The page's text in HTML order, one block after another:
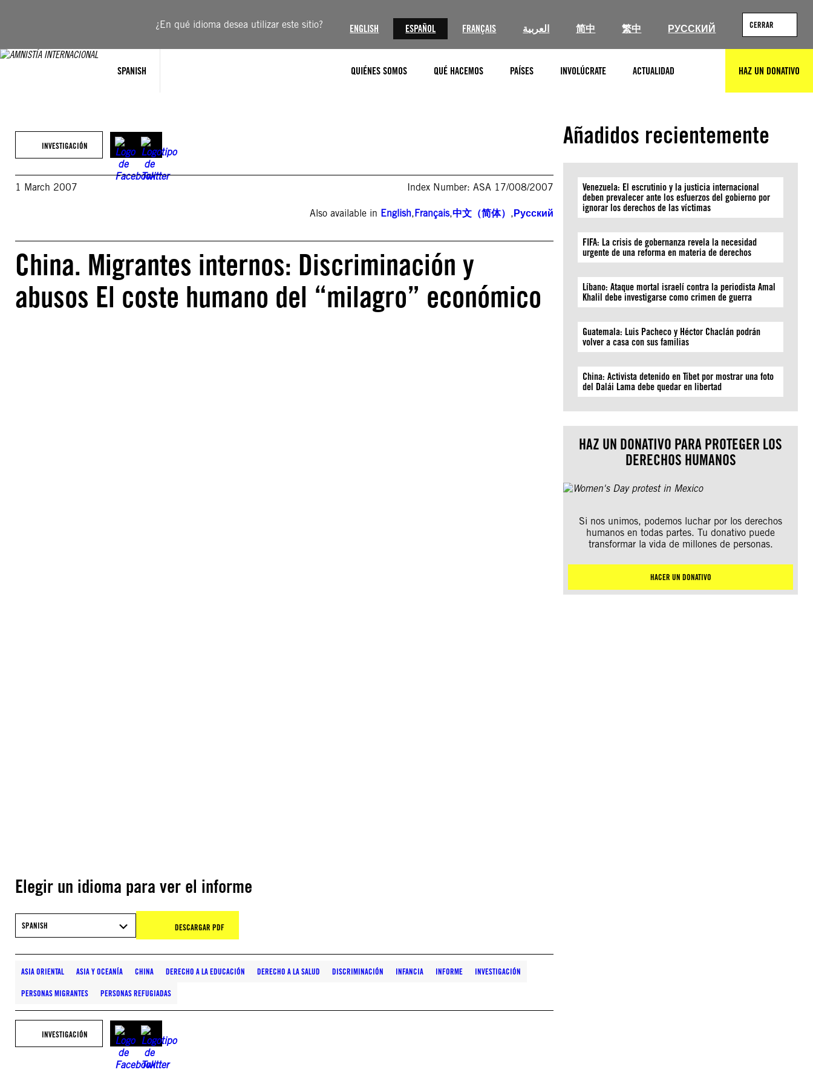
¿En qué idioma desea utilizar este sitio? ENGLISH ESPAÑOL FRANÇAIS العربية 简中 繁中 РУССКИЙ CERRAR
SPANISH QUIÉNES SOMOS QUÉ HACEMOS PAÍSES INVOLÚCRATE ACTUALIDAD HAZ UN DONATIVO
INVESTIGACIÓN
1 March 2007 Index Number: ASA 17/008/2007
Also available in English,Français,中文（简体） ,Русский
China. Migrantes internos: Discriminación y
abusos El coste humano del “milagro” económico
Elegir un idioma para ver el informe
SPANISH DESCARGAR PDF
ASIA ORIENTAL ASIA Y OCEANÍA CHINA DERECHO A LA EDUCACIÓN DERECHO A LA SALUD DISCRIMINACIÓN INFANCIA INFORME INVESTIGACIÓN
PERSONAS MIGRANTES PERSONAS REFUGIADAS
INVESTIGACIÓN
Añadidos recientemente
Venezuela: El escrutinio y la justicia internacional
deben prevalecer ante los esfuerzos del gobierno por
ignorar los derechos de las víctimas
FIFA: La crisis de gobernanza revela la necesidad
urgente de una reforma en materia de derechos
Líbano: Ataque mortal israelí contra la periodista Amal
Khalil debe investigarse como crimen de guerra
Guatemala: Luis Pacheco y Héctor Chaclán podrán
volver a casa con sus familias
China: Activista detenido en Tíbet por mostrar una foto
del Dalái Lama debe quedar en libertad
HAZ UN DONATIVO PARA PROTEGER LOS
DERECHOS HUMANOS
Si nos unimos, podemos luchar por los derechos
humanos en todas partes. Tu donativo puede
transformar la vida de millones de personas.
HACER UN DONATIVO